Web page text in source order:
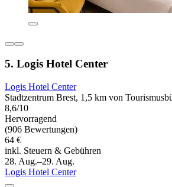
5. Logis Hotel Center
Logis Hotel Center
Stadtzentrum Brest, 1,5 km von
8,6/10
Hervorragend
(906 Bewertungen)
64 €
inkl. Steuern & Gebühren
28. Aug.–29. Aug.
Logis Hotel Center